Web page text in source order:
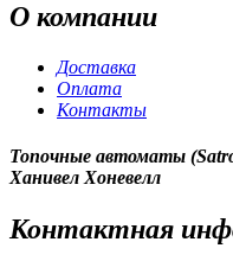
О компании
Доставка
Оплата
Контакты
Топочные автоматы
Ханивел Хоневелл
Контактная